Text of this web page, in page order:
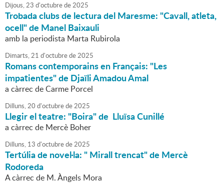
Dijous,23 d'octubrede2025
Trobada clubs de lectura del Maresme: "Cavall, atleta,
ocell" de Manel Baixauli
amb la periodista Marta Rubirola
Dimarts,21 d'octubrede2025
Romans contemporains en Français: "Les
impatientes" de Djaïli Amadou Amal
a càrrec de Carme Porcel
Dilluns,20 d'octubrede2025
Llegir el teatre: "Boira" de Lluïsa Cunillé
a càrrec de Mercè Boher
Dilluns, 13 d'octubrede2025
Tertúlia de novel·la: " Mirall trencat" de Mercè
Rodoreda
A càrrec de M. Àngels Mora